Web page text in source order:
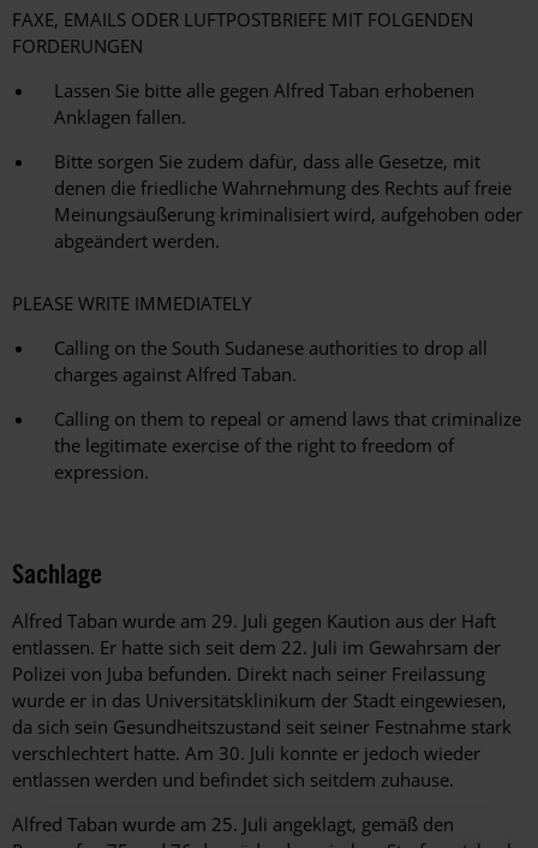
FAXE, EMAILS ODER LUFTPOSTBRIEFE MIT FOLGENDEN
FORDERUNGEN
Lassen Sie bitte alle gegen Alfred Taban erhobenen
Anklagen fallen.
Bitte sorgen Sie zudem dafür, dass alle Gesetze, mit
denen die friedliche Wahrnehmung des Rechts auf freie
Meinungsäußerung kriminalisiert wird, aufgehoben oder
abgeändert werden.
PLEASE WRITE IMMEDIATELY
Calling on the South Sudanese authorities to drop all
charges against Alfred Taban.
Calling on them to repeal or amend laws that criminalize
the legitimate exercise of the right to freedom of
expression.
Sachlage
Alfred Taban wurde am 29. Juli gegen Kaution aus der Haft
entlassen. Er hatte sich seit dem 22. Juli im Gewahrsam der
Polizei von Juba befunden. Direkt nach seiner Freilassung
wurde er in das Universitätsklinikum der Stadt eingewiesen,
da sich sein Gesundheitszustand seit seiner Festnahme stark
verschlechtert hatte. Am 30. Juli konnte er jedoch wieder
entlassen werden und befindet sich seitdem zuhause.
Alfred Taban wurde am 25. Juli angeklagt, gemäß den